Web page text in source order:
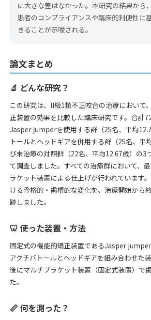
に大きな差はなかった。本研究の結果から
患者のコンプライアンスや臨床的利便性に
きることが示唆される。
論文まとめ
🔬 どんな研究？
この研究は、II級1類不正咬合の治療において
正装置の効果を比較した臨床研究です。合計
Jasper jumperを使用する群（25名、平均
トールとヘッドギアを併用する群（25名、平
び未治療の対照群（22名、平均12.67歳）の3
て調査しました。すべての治療群において、
ラケット装置による仕上げが行われています
ける骨格的・歯槽的な変化を、治療開始から
跡しました。
🦷 使った装置・方法
固定式の機能的矯正装置であるJasper
アクチバトールとヘッドギアを組み合わせた
後にマルチブラケット装置（固定式装置）で
た。
📏 何を測った？